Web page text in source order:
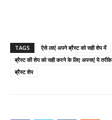
TAGS ऐसे लाएं अपने ब्रैस्ट को सही शेप में
ब्रैस्ट की शेप को सही करने के लिए अपनाएं ये तरीके
ब्रैस्ट शेप